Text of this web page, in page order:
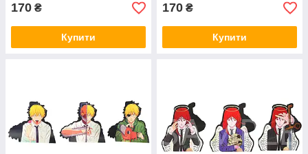
170 ₴
Купити
170 ₴
Купити